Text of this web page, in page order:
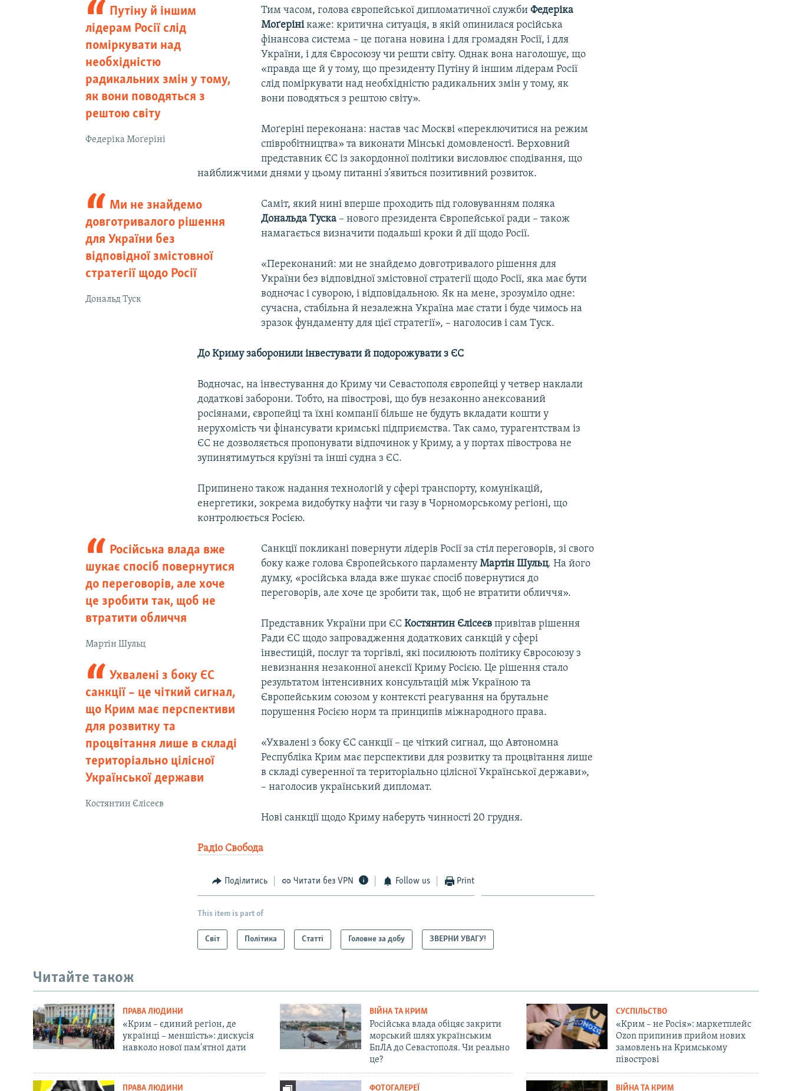
Путіну й іншим
лідерам Росії слід
поміркувати над
необхідністю
радикальних змін у тому,
як вони поводяться з
рештою світу
Федеріка Моґеріні
Тим часом, голова європейської дипломатичної служби Федеріка
Моґерінікаже: критична ситуація, в якій опинилася російська
фінансова система – це погана новина і для громадян Росії, і для
України, і для Євросоюзу чи решти світу. Однак вона наголошує, що
«правда ще й у тому, що президенту Путіну й іншим лідерам Росії
слід поміркувати над необхідністю радикальних змін у тому, як
вони поводяться з рештою світу».
Моґеріні переконана: настав час Москві «переключитися на режим
співробітництва» та виконати Мінські домовленості. Верховний
представник ЄС із закордонної політики висловлює сподівання, що
найближчими днями у цьому питанні з’явиться позитивний розвиток.
Ми не знайдемо
довготривалого рішення
для України без
відповідної змістовної
стратегії щодо Росії
Дональд Туск
Саміт, який нині вперше проходить під головуванням поляка
Дональда Туска– нового президента Європейської ради – також
намагається визначити подальші кроки й дії щодо Росії.
«Переконаний: ми не знайдемо довготривалого рішення для
України без відповідної змістовної стратегії щодо Росії, яка має бути
водночас і суворою, і відповідальною. Як на мене, зрозуміло одне:
сучасна, стабільна й незалежна Україна має стати і буде чимось на
зразок фундаменту для цієї стратегії», – наголосив і сам Туск.
До Криму заборонили інвестувати й подорожувати з ЄС
Водночас, на інвестування до Криму чи Севастополя європейці у четвер наклали
додаткові заборони. Тобто, на півострові, що був незаконно анексований
росіянами, європейці та їхні компанії більше не будуть вкладати кошти у
нерухомість чи фінансувати кримські підприємства. Так само, турагентствам із
ЄС не дозволяється пропонувати відпочинок у Криму, а у портах півострова не
зупинятимуться круїзні та інші судна з ЄС.
Припинено також надання технологій у сфері транспорту, комунікацій,
енергетики, зокрема видобутку нафти чи газу в Чорноморському регіоні, що
контролюється Росією.
Російська влада вже
шукає спосіб повернутися
до переговорів, але хоче
це зробити так, щоб не
втратити обличчя
Мартін Шульц
Санкції покликані повернути лідерів Росії за стіл переговорів, зі свого
боку каже голова Європейського парламенту Мартін Шульц. На його
думку, «російська влада вже шукає спосіб повернутися до
переговорів, але хоче це зробити так, щоб не втратити обличчя».
Ухвалені з боку ЄС
санкції – це чіткий сигнал,
що Крим має перспективи
для розвитку та
процвітання лише в складі
територіально цілісної
Української держави
Костянтин Єлісеєв
Представник України при ЄС Костянтин Єлісеєвпривітав рішення
Ради ЄС щодо запровадження додаткових санкцій у сфері
інвестицій, послуг та торгівлі, які посилюють політику Євросоюзу з
невизнання незаконної анексії Криму Росією. Це рішення стало
результатом інтенсивних консультацій між Україною та
Європейським союзом у контексті реагування на брутальне
порушення Росією норм та принципів міжнародного права.
«Ухвалені з боку ЄС санкції – це чіткий сигнал, що Автономна
Республіка Крим має перспективи для розвитку та процвітання лише
в складі суверенної та територіально цілісної Української держави»,
– наголосив український дипломат.
Нові санкції щодо Криму наберуть чинності 20 грудня.
Радіо Свобода
Поділитись Читати без VPN Follow us Print
This item is part of
Світ Політика Статті Головне за добу ЗВЕРНИ УВАГУ!
Читайте також
ПРАВА ЛЮДИНИ
«Крим – єдиний регіон, де
українці – меншість»: дискусія
навколо нової пам'ятної дати
ВІЙНА ТА КРИМ
Російська влада обіцяє закрити
морський шлях українським
БпЛА до Севастополя. Чи реально
це?
СУСПІЛЬСТВО
«Крим – не Росія»: маркетплейс
Ozon припинив прийом нових
замовлень на Кримському
півострові
ПРАВА ЛЮДИНИ ФОТОГАЛЕРЕЇ ВІЙНА ТА КРИМ